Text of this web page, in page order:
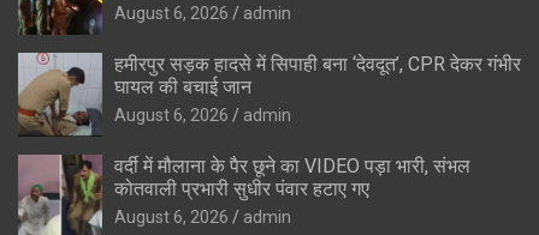
August 6, 2026 admin
हमीरपुर सड़क हादसे में सिपाही बना ‘देवदूत’, CPR देकर गंभीर
घायल की बचाई जान
August 6, 2026 admin
वर्दी में मौलाना के पैर छूने का VIDEO पड़ा भारी, संभल
कोतवाली प्रभारी सुधीर पंवार हटाए गए
August 6, 2026 admin